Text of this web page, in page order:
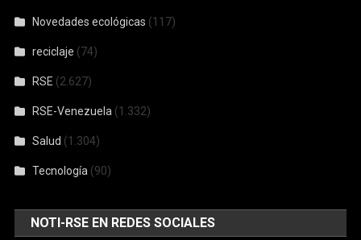
Novedades ecológicas (117)
reciclaje (74)
RSE (2.627)
RSE-Venezuela (1.332)
Salud (1.304)
Tecnología (90)
NOTI-RSE EN REDES SOCIALES